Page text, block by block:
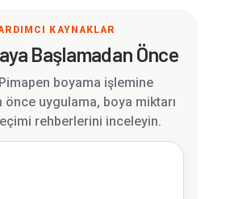
KAYNAKLAR
Başlamadan Önce
boyama işlemine
önce uygulama, boya miktarı
rehberlerini inceleyin.